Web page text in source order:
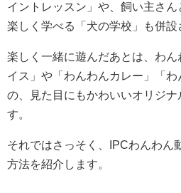
イントレッスン」や、飼い主さ
楽しく学べる「犬の学校」も併設
楽しく一緒に遊んだあとは、わ
イス」や「わんわんカレー」「
の、見た目にもかわいいオリジナ
す。
それではさっそく、IPCわんわん
方法を紹介します。